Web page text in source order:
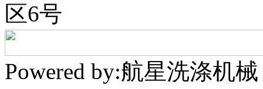
区6号
Powered by:航星洗涤机